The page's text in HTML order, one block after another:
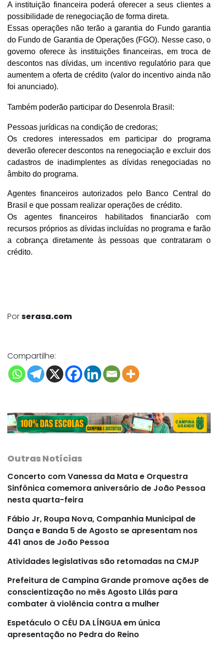
A instituição financeira poderá oferecer a seus clientes a
possibilidade de renegociação de forma direta.
Essas operações não terão a garantia do Fundo garantia
do Fundo de Garantia de Operações (FGO). Nesse caso, o
governo oferece às instituições financeiras, em troca de
descontos nas dívidas, um incentivo regulatório para que
aumentem a oferta de crédito (valor do incentivo ainda não
foi anunciado).
Também poderão participar do Desenrola Brasil:
Pessoas jurídicas na condição de credoras;
Os credores interessados em participar do programa
deverão oferecer descontos na renegociação e excluir dos
cadastros de inadimplentes as dívidas renegociadas no
âmbito do programa.
Agentes financeiros autorizados pelo Banco Central do
Brasil e que possam realizar operações de crédito.
Os agentes financeiros habilitados financiarão com
recursos próprios as dívidas incluídas no programa e farão
a cobrança diretamente às pessoas que contrataram o
crédito.
Porserasa.com
Compartilhe:
Outras Notícias
Concerto com Vanessa da Mata e Orquestra
Sinfônica comemora aniversário de João Pessoa
nesta quarta-feira
Fábio Jr, Roupa Nova, Companhia Municipal de
Dança e Banda 5 de Agosto se apresentam nos
441 anos de João Pessoa
Atividades legislativas são retomadas na CMJP
Prefeitura de Campina Grande promove ações de
conscientização no mês Agosto Lilás para
combater à violência contra a mulher
Espetáculo O CÉU DA LÍNGUA em única
apresentação no Pedra do Reino